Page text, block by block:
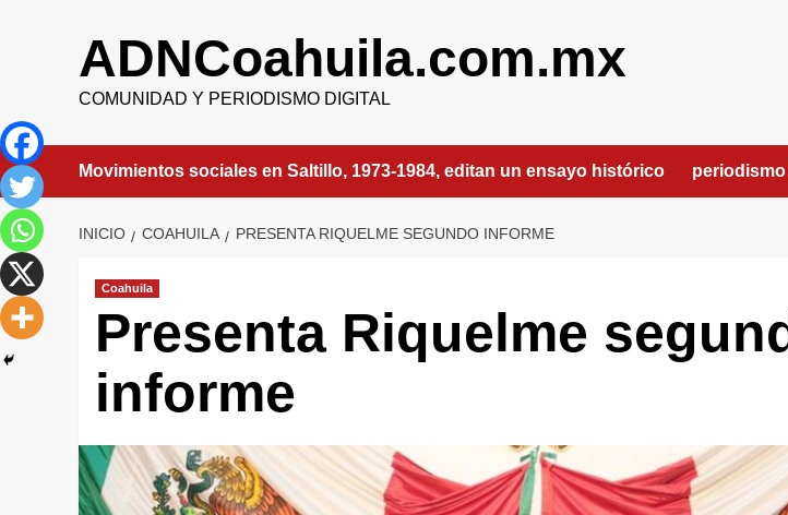
ADNCoahuila.com.mx
COMUNIDAD Y PERIODISMO DIGITAL
Movimientos sociales en Saltillo, 1973-1984, editan un ensayo histórico periodismo
INICIO COAHUILA PRESENTA RIQUELME SEGUNDO INFORME
Coahuila
Presenta Riquelme
informe